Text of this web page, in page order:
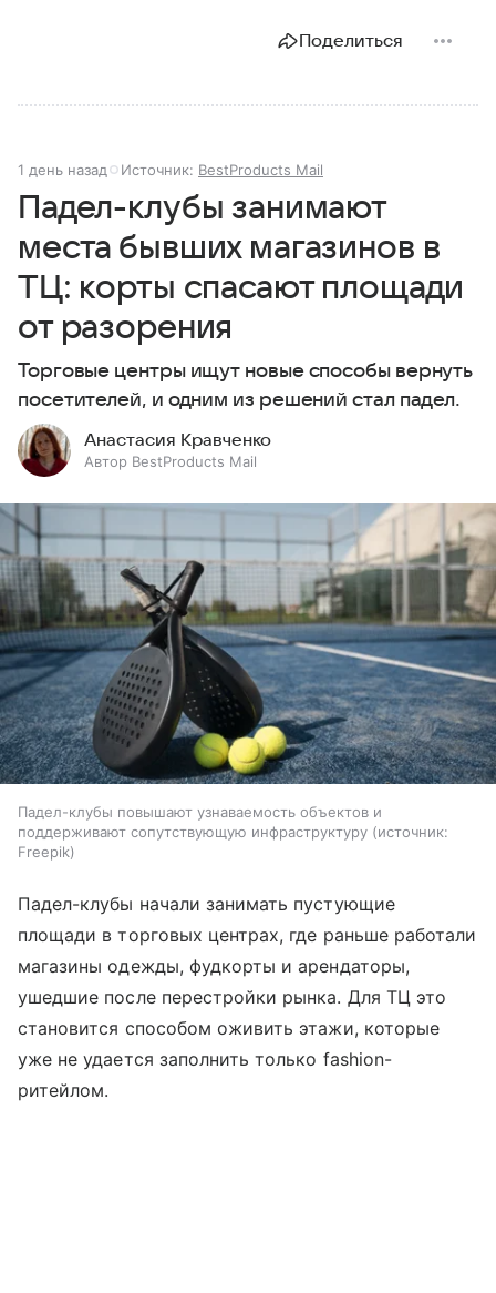
Поделиться
1 день назад Источник: BestProducts Mail
Падел-клубы занимают
места бывших магазинов в
ТЦ: корты спасают площади
от разорения
Торговые центры ищут новые способы вернуть
посетителей, и одним из решений стал падел.
Анастасия Кравченко
Автор BestProducts Mail
Падел-клубы повышают узнаваемость объектов и
поддерживают сопутствующую инфраструктуру
источник:
Freepik
Падел-клубы начали занимать пустующие
площади в торговых центрах, где раньше работали
магазины одежды, фудкорты и арендаторы,
ушедшие после перестройки рынка. Для ТЦ это
становится способом оживить этажи, которые
уже не удается заполнить только fashion-
ритейлом.